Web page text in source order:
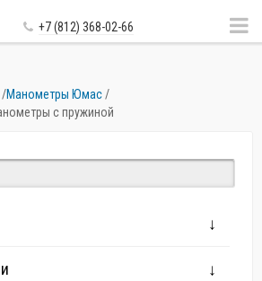
+7 (812) 368-02-66
/Манометры Юмас/
с пружиной